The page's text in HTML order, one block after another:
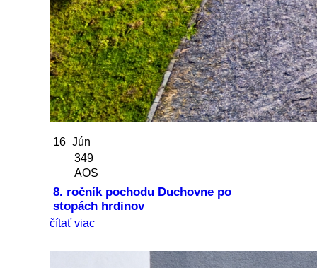
16 Jún
349
AOS
8. ročník pochodu Duchovne po
stopách hrdinov
čítať viac